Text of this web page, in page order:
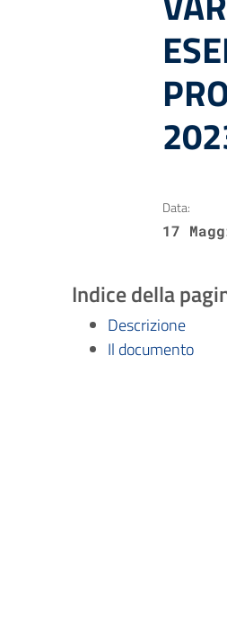
Data:
17
Indice della
Descrizione
Il documento